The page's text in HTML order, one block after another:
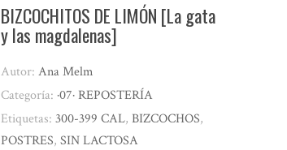
BIZCOCHITOS DE LIMÓN [La gata
y las magdalenas]
Autor:Ana Melm
Categoría: ·07· REPOSTERÍA
Etiquetas:300-399 CAL,BIZCOCHOS,
POSTRES,SIN LACTOSA